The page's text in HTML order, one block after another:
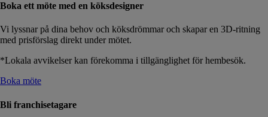
Boka ett möte med en köksdesigner
Vi lyssnar på dina behov och köksdrömmar och skapar en 3D-ritning
med prisförslag direkt under mötet.
*Lokala avvikelser kan förekomma i tillgänglighet för hembesök.
Boka möte
Bli franchisetagare